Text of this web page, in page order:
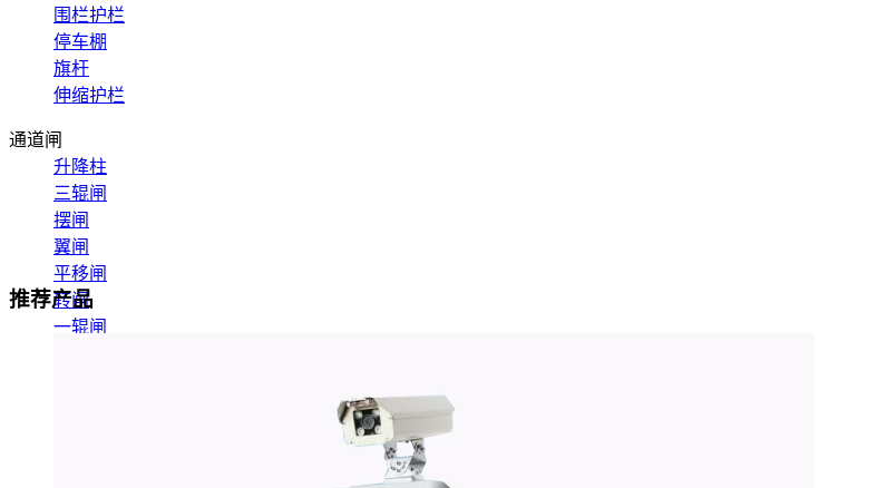
围栏护栏
停车棚
旗杆
伸缩护栏
通道闸
升降柱
三辊闸
摆闸
翼闸
平移闸
转闸
一辊闸
推荐产品